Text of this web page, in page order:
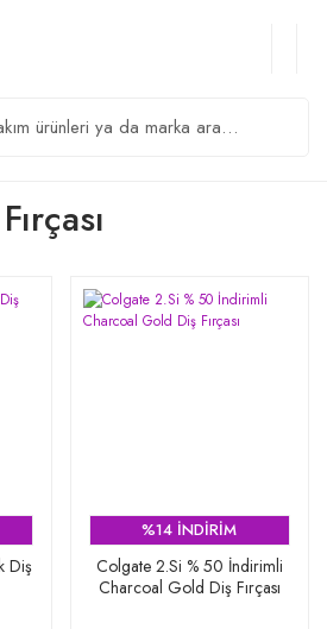
Diş
%14 İNDİRİM
Colgate 2.Si % 50 İndirimli
Charcoal Gold Diş Fırçası